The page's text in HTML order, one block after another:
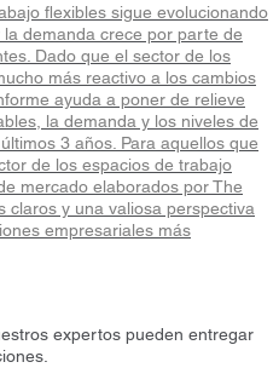
flexibles sigue evolucionando
demanda crece por parte de
Dado que el sector de los
más reactivo a los cambios
ayuda a poner de relieve
la demanda y los niveles de
3 años. Para aquellos que
de los espacios de trabajo
mercado elaborados por The
claros y una valiosa perspectiva
empresariales más
expertos pueden entregar